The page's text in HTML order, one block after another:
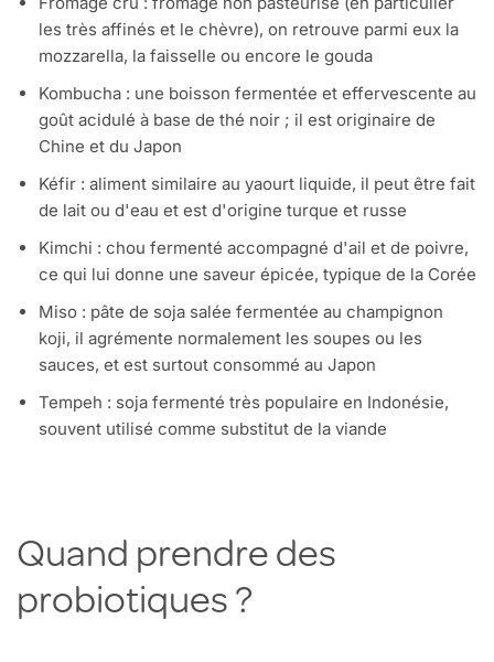
les très affinés et le chèvre), on retrouve parmi eux la
mozzarella, la faisselle ou encore le gouda
Kombucha : une boisson fermentée et effervescente au
goût acidulé à base de thé noir ; il est originaire de
Chine et du Japon
Kéfir : aliment similaire au yaourt liquide, il peut être fait
de lait ou d'eau et est d'origine turque et russe
Kimchi : chou fermenté accompagné d'ail et de poivre,
ce qui lui donne une saveur épicée, typique de la Corée
Miso : pâte de soja salée fermentée au champignon
koji, il agrémente normalement les soupes ou les
sauces, et est surtout consommé au Japon
Tempeh : soja fermenté très populaire en Indonésie,
souvent utilisé comme substitut de la viande
Quand prendre des
probiotiques ?